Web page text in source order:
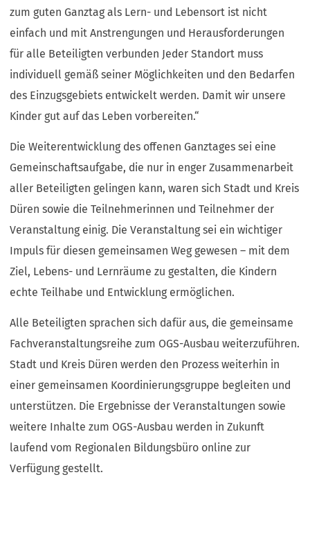
zum guten Ganztag als Lern- und Lebensort ist nicht
einfach und mit Anstrengungen und Herausforderungen
für alle Beteiligten verbunden Jeder Standort muss
individuell gemäß seiner Möglichkeiten und den Bedarfen
des Einzugsgebiets entwickelt werden. Damit wir unsere
Kinder gut auf das Leben vorbereiten.“
Die Weiterentwicklung des offenen Ganztages sei eine
Gemeinschaftsaufgabe, die nur in enger Zusammenarbeit
aller Beteiligten gelingen kann, waren sich Stadt und Kreis
Düren sowie die Teilnehmerinnen und Teilnehmer der
Veranstaltung einig. Die Veranstaltung sei ein wichtiger
Impuls für diesen gemeinsamen Weg gewesen – mit dem
Ziel, Lebens- und Lernräume zu gestalten, die Kindern
echte Teilhabe und Entwicklung ermöglichen.
Alle Beteiligten sprachen sich dafür aus, die gemeinsame
Fachveranstaltungsreihe zum OGS-Ausbau weiterzuführen.
Stadt und Kreis Düren werden den Prozess weiterhin in
einer gemeinsamen Koordinierungsgruppe begleiten und
unterstützen. Die Ergebnisse der Veranstaltungen sowie
weitere Inhalte zum OGS-Ausbau werden in Zukunft
laufend vom Regionalen Bildungsbüro online zur
Verfügung gestellt.